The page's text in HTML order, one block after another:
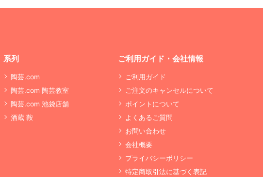
系列
陶芸.com
陶芸.com 陶芸教室
陶芸.com 池袋店舗
酒蔵 鞍
ご利用ガイド・会社情報
ご利用ガイド
ご注文のキャンセルについて
ポイントについて
よくあるご質問
お問い合わせ
会社概要
プライバシーポリシー
特定商取引法に基づく表記